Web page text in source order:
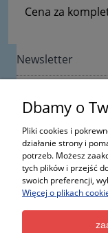
Cena za
Newsletter
Dbamy o
Pliki cookies i
działanie strony i
potrzeb. Możesz
tych plików i przejść
swoich preferencji,
Więcej o plikach